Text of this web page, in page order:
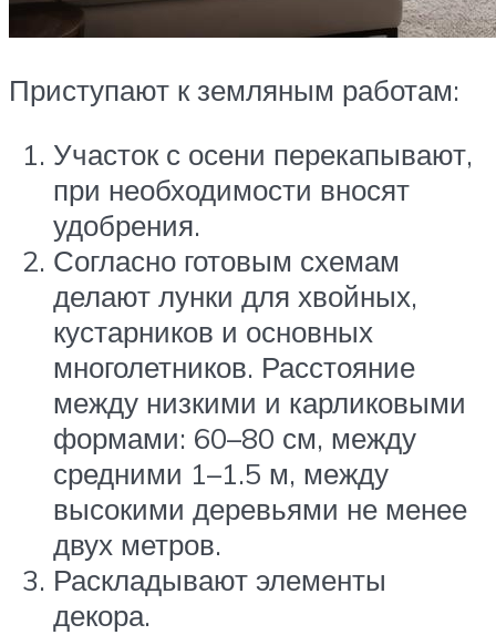
Приступают к земляным работам:
Участок с осени перекапывают,
при необходимости вносят
удобрения.
Согласно готовым схемам
делают лунки для хвойных,
кустарников и основных
многолетников. Расстояние
между низкими и карликовыми
формами: 60–80 см, между
средними 1–1.5 м, между
высокими деревьями не менее
двух метров.
Раскладывают элементы
декора.